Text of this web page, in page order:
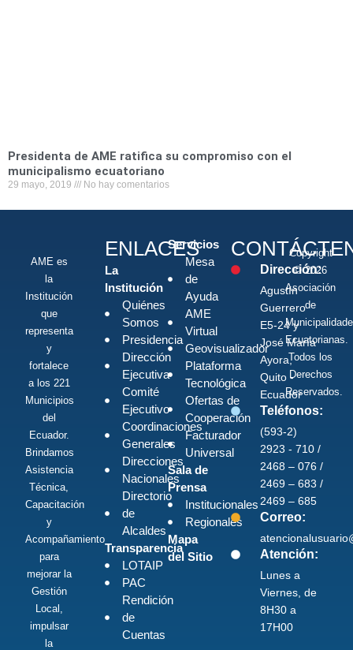
Presidenta de AME ratifica su compromiso con el
municipalismo ecuatoriano
29 mayo, 2019 No hay comentarios
AME es
la
Institución
que
representa
y
fortalece
a los 221
Municipios
del
Ecuador.
Brindamos
Asistencia
Técnica,
Capacitación
y
Acompañamiento
para
mejorar la
Gestión
Local,
impulsar
la
ENLACES
La
Institución
Quiénes
Somos
Presidencia
Dirección
Ejecutiva
Comité
Ejecutivo
Coordinaciones
Generales
Direcciones
Nacionales
Directorio
de
Alcaldes
Transparencia
LOTAIP
PAC
Rendición
de
Cuentas
Servicios
Mesa
de
Ayuda
AME
Virtual
Geovisualizador
Plataforma
Tecnológica
Ofertas de
Cooperación
Facturador
Universal
Sala de
Prensa
Institucionales
Regionales
Mapa
del Sitio
Dirección:
Agustín
Guerrero
E5-24 y
José María
Ayora,
Quito -
Ecuador
Teléfonos:
(593-2)
2923 - 710 /
2468 – 076 /
2469 – 683 /
2469 – 685
Correo:
Atención:
Lunes a
Viernes, de
8H30 a
17H00
Copyright
© 2026
Asociación
de
Ecuatorianas.
Todos los
Derechos
Reservados.